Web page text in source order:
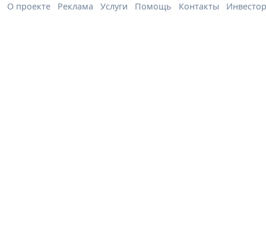
О проекте Реклама Услуги Помощь Контакты